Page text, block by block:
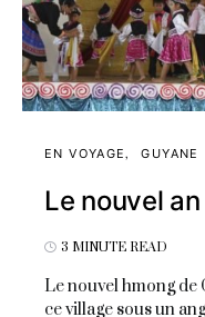
EN VOYAGE GUYANE
Le nouvel
3 MINUTE READ
Le nouvel hmong de
ce village sous un